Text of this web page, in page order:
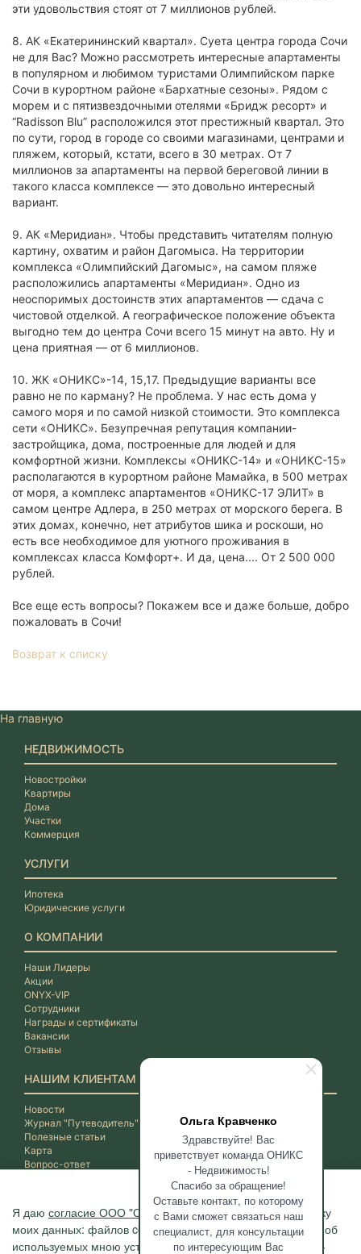
Ольга Кравченко
Здравствуйте! Вас
приветствует команда ОНИКС
- Недвижимость!
Спасибо за обращение!
Оставьте контакт, по которому
с Вами сможет связаться наш
специалист, для консультации
по интересующим Вас
эти удовольствия стоят от 7 миллионов рублей.
8. АК «Екатерининский квартал». Суета центра города Сочи
не для Вас? Можно рассмотреть интересные апартаменты
в популярном и любимом туристами Олимпийском парке
Сочи в курортном районе «Бархатные сезоны». Рядом с
морем и с пятизвездочными отелями «Бридж ресорт» и
“Radisson Blu” расположился этот престижный квартал. Это
по сути, город в городе со своими магазинами, центрами и
пляжем, который, кстати, всего в 30 метрах. От 7
миллионов за апартаменты на первой береговой линии в
такого класса комплексе — это довольно интересный
вариант.
9. АК «Меридиан». Чтобы представить читателям полную
картину, охватим и район Дагомыса. На территории
комплекса «Олимпийский Дагомыс», на самом пляже
расположились апартаменты «Меридиан». Одно из
неоспоримых достоинств этих апартаментов — сдача с
чистовой отделкой. А географическое положение объекта
выгодно тем до центра Сочи всего 15 минут на авто. Ну и
цена приятная — от 6 миллионов.
10. ЖК «ОНИКС»-14, 15,17. Предыдущие варианты все
равно не по карману? Не проблема. У нас есть дома у
самого моря и по самой низкой стоимости. Это комплекса
сети «ОНИКС». Безупречная репутация компании-
застройщика, дома, построенные для людей и для
комфортной жизни. Комплексы «ОНИКС-14» и «ОНИКС-15»
располагаются в курортном районе Мамайка, в 500 метрах
от моря, а комплекс апартаментов «ОНИКС-17 ЭЛИТ» в
самом центре Адлера, в 250 метрах от морского берега. В
этих домах, конечно, нет атрибутов шика и роскоши, но
есть все необходимое для уютного проживания в
комплексах класса Комфорт+. И да, цена.... От 2 500 000
рублей.
Все еще есть вопросы? Покажем все и даже больше, добро
пожаловать в Сочи!
Возврат к списку
Я даю согласие ООО "ОНИКС-Недвижимость"на обработку
моих данных: файлов cookie, сведений о моих действиях, об
используемых мною устройствах, даты и время сессии, IP-
На главную
НЕДВИЖИМОСТЬ
Новостройки
Квартиры
Дома
Участки
Коммерция
УСЛУГИ
Ипотека
Юридические услуги
О КОМПАНИИ
Наши Лидеры
Акции
ONYX-VIP
Сотрудники
Награды и сертификаты
Вакансии
Отзывы
НАШИМ КЛИЕНТАМ
Новости
Журнал "Путеводитель"
Полезные статьи
Карта
Вопрос-ответ